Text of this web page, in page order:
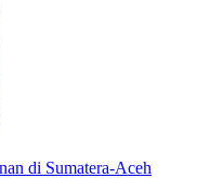
di Sumatera-Aceh